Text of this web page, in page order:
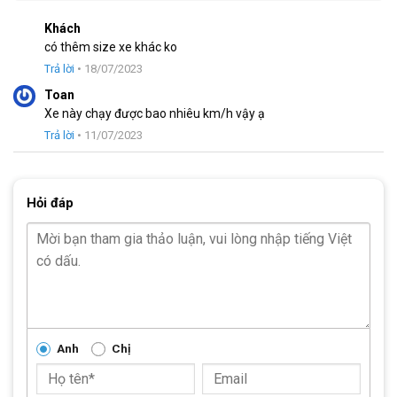
Tăng tốc sau(Gạt líp)
Xích xe
Đùm xe Life – Bạc Đạn
Tìm Hiểu Thương Hiệu Xe Đạp Life
Khách
có thêm size xe khác ko
Trả lời • 18/07/2023
Toan
Xe này chạy được bao nhiêu km/h vậy ạ
Trả lời • 11/07/2023
Hỏi đáp
Anh Chị